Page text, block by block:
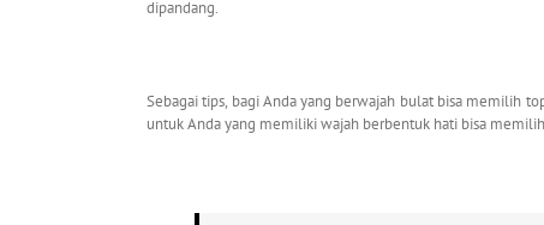
dipandang.
Sebagai tips, bagi Anda yang berwajah bulat bisa memilih
untuk Anda yang memiliki wajah berbentuk hati bisa